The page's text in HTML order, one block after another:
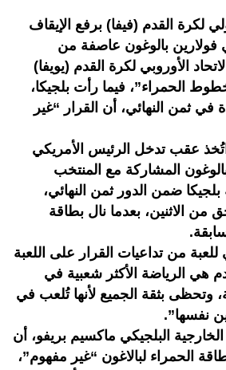
لكرة القدم (فيفا) برفع الإيقاف
فولارين بالوغون عاصفة من
الأوروبي لكرة القدم (يويفا)
الحمراء”، فيما رأت بلجيكا،
في ثمن النهائي، أن القرار “غير
اتُخذ عقب تدخل الرئيس الأمريكي
المشاركة مع المنتخب
ضمن الدور ثمن النهائي،
من الاثنين، بعدما نال بطاقة
للعبة من تداعيات القرار على اللعبة
هي الرياضة الأكثر شعبية في
وتحظى بثقة الجميع لأنها تُلعب في
نفسها”.
البلجيكي ماكسيم بريفو، أن
الحمراء لبالاغون “غير مفهوم”،